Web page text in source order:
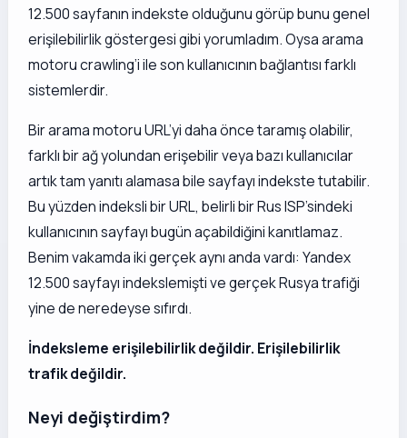
12.500 sayfanın indekste olduğunu görüp bunu genel
erişilebilirlik göstergesi gibi yorumladım. Oysa arama
motoru crawling’i ile son kullanıcının bağlantısı farklı
sistemlerdir.
Bir arama motoru URL’yi daha önce taramış olabilir,
farklı bir ağ yolundan erişebilir veya bazı kullanıcılar
artık tam yanıtı alamasa bile sayfayı indekste tutabilir.
Bu yüzden indeksli bir URL, belirli bir Rus ISP’sindeki
kullanıcının sayfayı bugün açabildiğini kanıtlamaz.
Benim vakamda iki gerçek aynı anda vardı: Yandex
12.500 sayfayı indekslemişti ve gerçek Rusya trafiği
yine de neredeyse sıfırdı.
İndeksleme erişilebilirlik değildir. Erişilebilirlik
trafik değildir.
Neyi değiştirdim?